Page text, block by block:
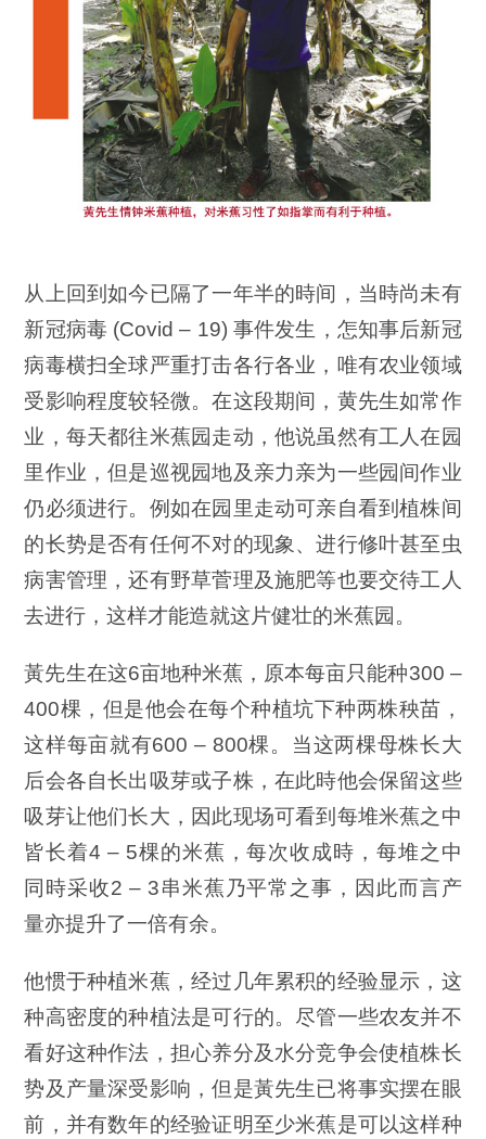
从上回到如今已隔了一年半的時间，当時尚未有
新冠病毒 (Covid – 19) 事件发生，怎知事后新冠
病毒横扫全球严重打击各行各业，唯有农业领域
受影响程度较轻微。在这段期间，黄先生如常作
业，每天都往米蕉园走动，他说虽然有工人在园
里作业，但是巡视园地及亲力亲为一些园间作业
仍必须进行。例如在园里走动可亲自看到植株间
的长势是否有任何不对的现象、进行修叶甚至虫
病害管理，还有野草菅理及施肥等也要交待工人
去进行，这样才能造就这片健壮的米蕉园。
黃先生在这6亩地种米蕉，原本每亩只能种300 –
400棵，但是他会在每个种植坑下种两株秧苗，
这样每亩就有600 – 800棵。当这两棵母株长大
后会各自长出吸芽或子株，在此時他会保留这些
吸芽让他们长大，因此现场可看到每堆米蕉之中
皆长着4 – 5棵的米蕉，每次收成時，每堆之中
同時采收2 – 3串米蕉乃平常之事，因此而言产
量亦提升了一倍有余。
他惯于种植米蕉，经过几年累积的经验显示，这
种高密度的种植法是可行的。尽管一些农友并不
看好这种作法，担心养分及水分竞争会使植株长
势及产量深受影响，但是黃先生已将事实摆在眼
前，并有数年的经验证明至少米蕉是可以这样种